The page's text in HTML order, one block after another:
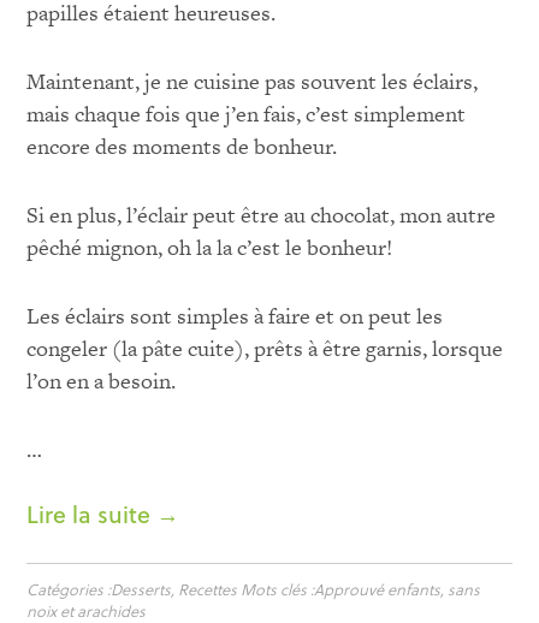
papilles étaient heureuses.
Maintenant, je ne cuisine pas souvent les éclairs,
mais chaque fois que j’en fais, c’est simplement
encore des moments de bonheur.
Si en plus, l’éclair peut être au chocolat, mon autre
pêché mignon, oh la la c’est le bonheur!
Les éclairs sont simples à faire et on peut les
congeler (la pâte cuite), prêts à être garnis, lorsque
l’on en a besoin.
…
Lire la suite →
Catégories :Desserts Recettes Mots clés :Approuvé enfants sans
noix et arachides